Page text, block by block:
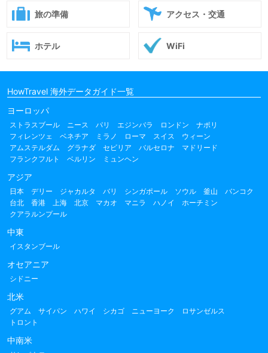
旅の準備 アクセス・交通
ホテル WiFi
HowTravel 海外データガイド一覧
ヨーロッパ
ストラスブール ニース パリ エジンバラ ロンドン
ナポリ
フィレンツェ
ベネチア ミラノ ローマ スイス
ウィーン
アムステルダム
グラナダ セビリア バルセロナ
マドリード
フランクフルト
ベルリン ミュンヘン
アジア
日本 デリー ジャカルタ バリ シンガポール ソウル 釜山
バンコク
台北
香港 上海 北京 マカオ マニラ ハノイ
ホーチミン
クアラルンプール
中東
イスタンブール
オセアニア
シドニー
北米
グアム サイパン ハワイ シカゴ ニューヨーク
ロサンゼルス
トロント
中南米